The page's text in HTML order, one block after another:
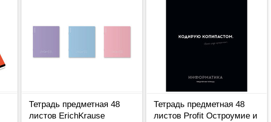
Тетрадь предметная 48
листов ErichKrause
Тетрадь предметная 48
листов Profit Остроумие и